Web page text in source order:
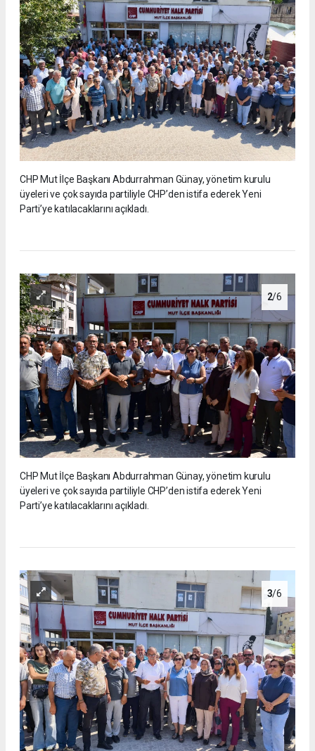
CHP Mut İlçe Başkanı Abdurrahman Günay, yönetim kurulu
üyeleri ve çok sayıda partiliyle CHP’den istifa ederek Yeni
Parti’ye katılacaklarını açıkladı.
2/6
CHP Mut İlçe Başkanı Abdurrahman Günay, yönetim kurulu
üyeleri ve çok sayıda partiliyle CHP’den istifa ederek Yeni
Parti’ye katılacaklarını açıkladı.
3/6